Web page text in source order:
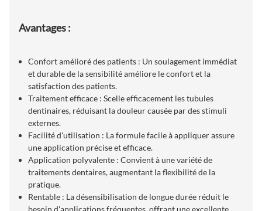
Avantages :
Confort amélioré des patients : Un soulagement immédiat
et durable de la sensibilité améliore le confort et la
satisfaction des patients.
Traitement efficace : Scelle efficacement les tubules
dentinaires, réduisant la douleur causée par des stimuli
externes.
Facilité d'utilisation : La formule facile à appliquer assure
une application précise et efficace.
Application polyvalente : Convient à une variété de
traitements dentaires, augmentant la flexibilité de la
pratique.
Rentable : La désensibilisation de longue durée réduit le